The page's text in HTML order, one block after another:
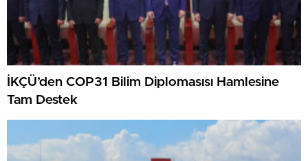
İKÇÜ’den COP31 Bilim Diplomasısı Hamlesine
Tam Destek